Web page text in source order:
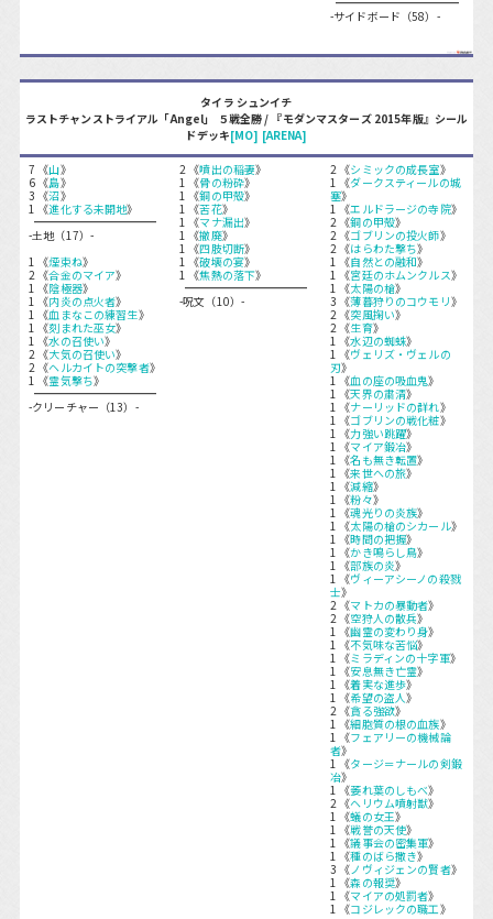
-サイドボード（58）-
タイラ シュンイチ
ラストチャンストライアル「Angel」 ５戦全勝 / 『モダンマスターズ 2015年版』シール
ドデッキ[MO] [ARENA]
7 《山》
6 《島》
3 《沼》
1 《進化する未開地》
-土地（17）-
1 《煙束ね》
2 《合金のマイア》
1 《陰極器》
1 《内炎の点火者》
1 《血まなこの練習生》
1 《刻まれた巫女》
1 《水の召使い》
2 《大気の召使い》
2 《ヘルカイトの突撃者》
1 《霊気撃ち》
-クリーチャー（13）-
2 《噴出の稲妻》
1 《骨の粉砕》
1 《銅の甲殻》
1 《苦花》
1 《マナ漏出》
1 《撤廃》
1 《四肢切断》
1 《破壊の宴》
1 《焦熱の落下》
-呪文（10）-
2 《シミックの成長室》
1 《ダークスティールの城
塞》
1 《エルドラージの寺院》
2 《銅の甲殻》
2 《ゴブリンの投火師》
2 《はらわた撃ち》
1 《自然との融和》
1 《宮廷のホムンクルス》
1 《太陽の槍》
3 《薄暮狩りのコウモリ》
2 《突風掬い》
2 《生育》
1 《水辺の蜘蛛》
1 《ヴェリズ・ヴェルの
刃》
1 《血の座の吸血鬼》
1 《天界の粛清》
1 《ナーリッドの群れ》
1 《ゴブリンの戦化粧》
1 《力強い跳躍》
1 《マイア鍛冶》
1 《名も無き転置》
1 《来世への旅》
1 《減縮》
1 《粉々》
1 《魂光りの炎族》
1 《太陽の槍のシカール》
1 《時間の把握》
1 《かき鳴らし鳥》
1 《部族の炎》
1 《ヴィーアシーノの殺戮
士》
2 《マトカの暴動者》
2 《空狩人の散兵》
1 《幽霊の変わり身》
1 《不気味な苦悩》
1 《ミラディンの十字軍》
1 《安息無き亡霊》
1 《着実な進歩》
1 《希望の盗人》
2 《貪る強欲》
1 《細胞質の根の血族》
1 《フェアリーの機械論
者》
1 《タージ＝ナールの剣鍛
冶》
1 《萎れ葉のしもべ》
2 《ヘリウム噴射獣》
1 《蟻の女王》
1 《戦誉の天使》
1 《議事会の密集軍》
1 《種のばら撒き》
3 《ノヴィジェンの賢者》
1 《森の報奨》
1 《マイアの処罰者》
1 《コジレックの職工》